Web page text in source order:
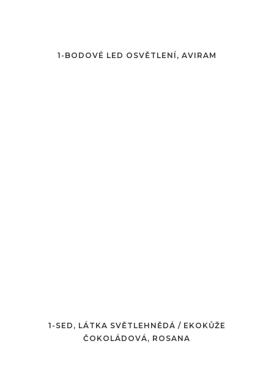
1-BODOVÉ LED OSVĚTLENÍ, AVIRAM
1-SED, LÁTKA SVĚTLEHNĚDÁ / EKOKŮŽE
ČOKOLÁDOVÁ, ROSANA